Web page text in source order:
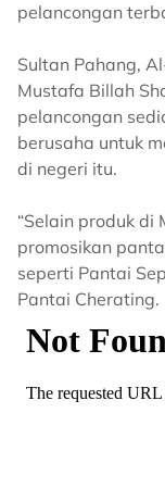
pelancongan
Sultan Pahang,
Mustafa Billah
pelancongan
berusaha untuk
di negeri itu.
“Selain produk di
promosikan
seperti Pantai
Pantai Cherating.